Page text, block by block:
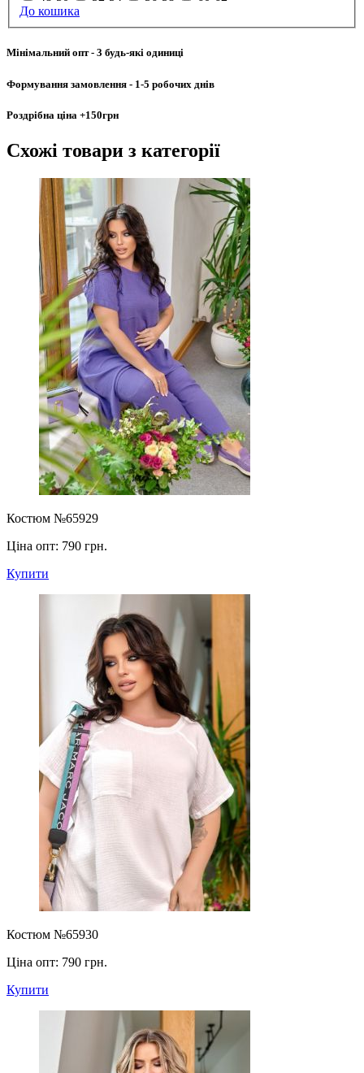
До кошика
Мінімальний опт- 3 будь-які одиниці
Формування замовлення - 1-5 робочих днів
Роздрібна ціна +150грн
Схожі товари з категорії
Костюм №65929
Ціна опт: 790 грн.
Купити
Костюм №65930
Ціна опт: 790 грн.
Купити